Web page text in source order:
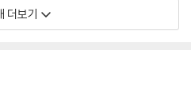
는 천둥, 빨간 윗도리, 검은 새, 열 마
지키기 위해 끝까지 싸운 위대한 인
보던 인디언들의 슬픔과 지혜, 그리고
더보기